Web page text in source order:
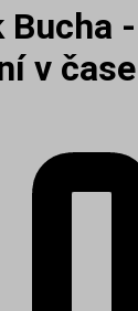
v čase